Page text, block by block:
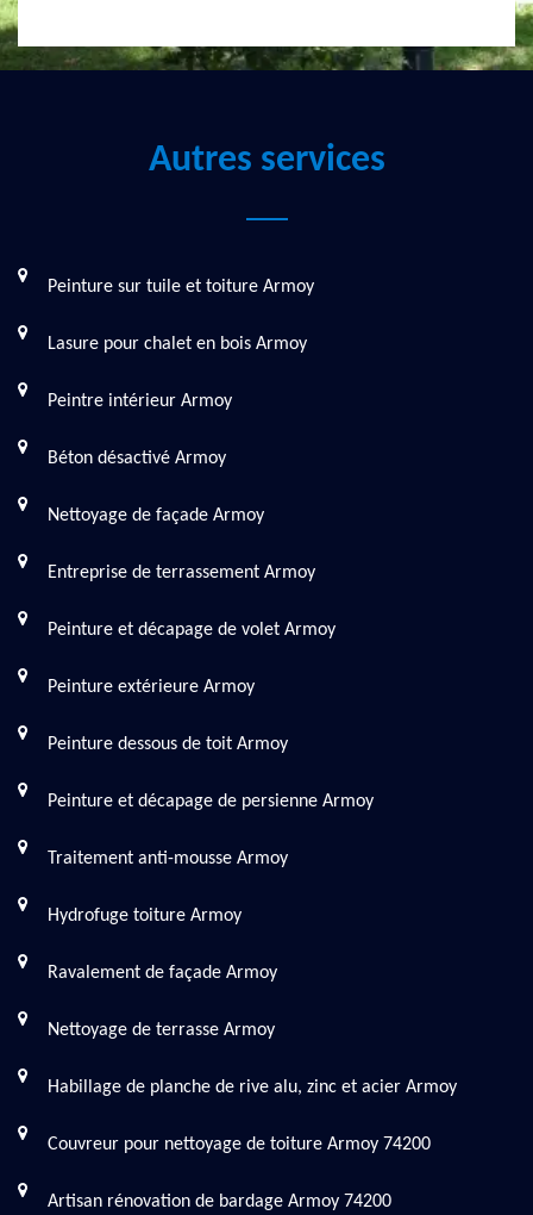
Autres services
Peinture sur tuile et toiture Armoy
Lasure pour chalet en bois Armoy
Peintre intérieur Armoy
Béton désactivé Armoy
Nettoyage de façade Armoy
Entreprise de terrassement Armoy
Peinture et décapage de volet Armoy
Peinture extérieure Armoy
Peinture dessous de toit Armoy
Peinture et décapage de persienne Armoy
Traitement anti-mousse Armoy
Hydrofuge toiture Armoy
Ravalement de façade Armoy
Nettoyage de terrasse Armoy
Habillage de planche de rive alu, zinc et acier Armoy
Couvreur pour nettoyage de toiture Armoy 74200
Artisan rénovation de bardage Armoy 74200